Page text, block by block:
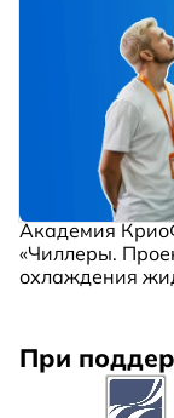
Академия
«Чиллеры.
охлаждения
При